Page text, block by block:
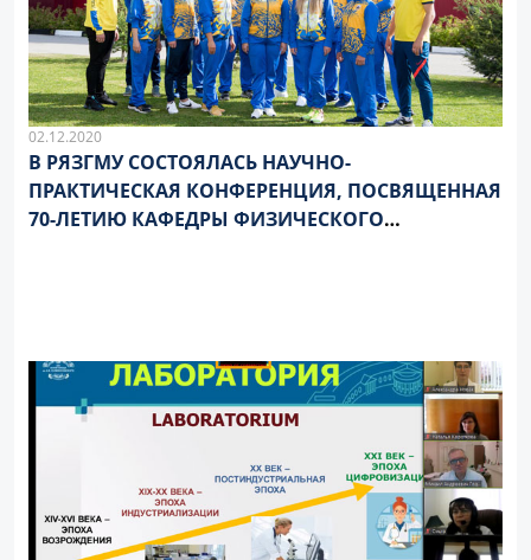
02.12.2020
В РЯЗГМУ СОСТОЯЛАСЬ НАУЧНО-
ПРАКТИЧЕСКАЯ КОНФЕРЕНЦИЯ, ПОСВЯЩЕННАЯ
70-ЛЕТИЮ КАФЕДРЫ ФИЗИЧЕСКОГО